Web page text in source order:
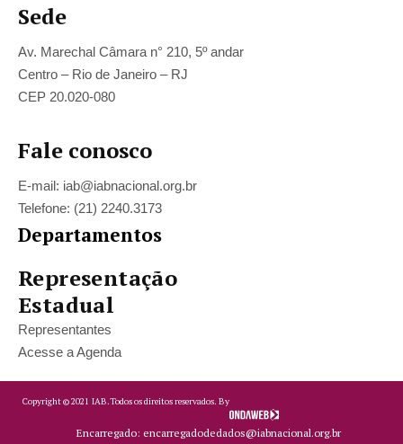
Sede
Av. Marechal Câmara n° 210, 5º andar
Centro – Rio de Janeiro – RJ
CEP 20.020-080
Fale conosco
E-mail: iab@iabnacional.org.br
Telefone: (21) 2240.3173
Departamentos
Representação
Estadual
Representantes
Acesse a Agenda
Copyright ©2021 IAB.Todos os direitos reservados. By
Encarregado: encarregadodedados@iabnacional.org.br